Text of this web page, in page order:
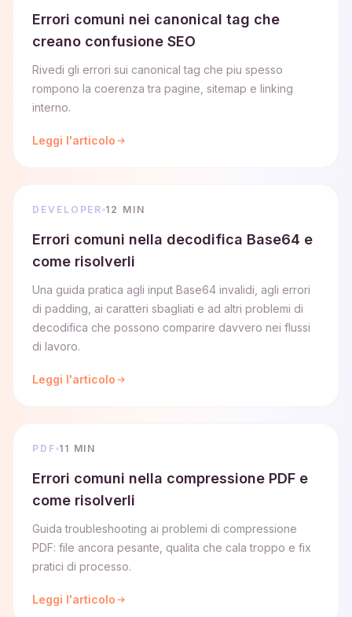
Errori comuni nei canonical tag che
creano confusione SEO
Rivedi gli errori sui canonical tag che piu spesso
rompono la coerenza tra pagine, sitemap e linking
interno.
Leggi l'articolo
DEVELOPER 12 MIN
Errori comuni nella decodifica Base64 e
come risolverli
Una guida pratica agli input Base64 invalidi, agli errori
di padding, ai caratteri sbagliati e ad altri problemi di
decodifica che possono comparire davvero nei flussi
di lavoro.
Leggi l'articolo
PDF 11 MIN
Errori comuni nella compressione PDF e
come risolverli
Guida troubleshooting ai problemi di compressione
PDF: file ancora pesante, qualita che cala troppo e fix
pratici di processo.
Leggi l'articolo